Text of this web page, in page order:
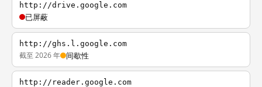
http://drive.google.com
已屏蔽
http://ghs.l.google.com
截至 2026 年 间歇性
http://reader.google.com